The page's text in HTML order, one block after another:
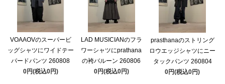
VOAAOVのスーパービ
ッグシャツにワイドテー
パードパンツ 260808
0円(税込0円)
LAD MUSICIANのフラ
ワーシャツにprathana
の袴バルーン 260806
0円(税込0円)
prasthanaのストリング
ロウエッジシャツにニー
タックパンツ 260804
0円(税込0円)